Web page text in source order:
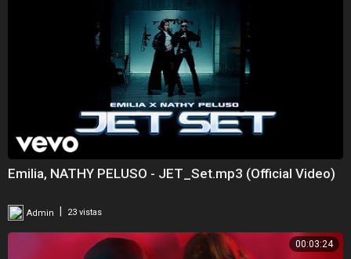
Emilia, NATHY PELUSO - JET_Set.mp3 (Official Video)
Admin 23 vistas
00:03:24